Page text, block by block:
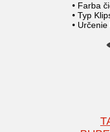
• Farba
• Typ
•